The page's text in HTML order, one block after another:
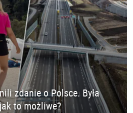
zdanie o Polsce. Była
to możliwe?